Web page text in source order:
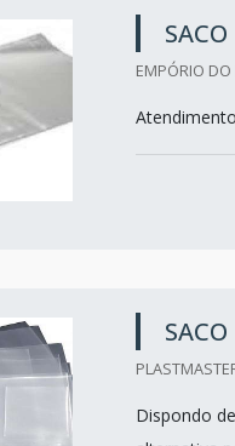
EMPÓRIO
Dispondo